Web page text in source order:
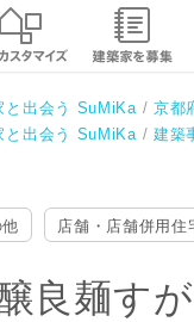
と出会う SuMiKa 京都
と出会う SuMiKa
建築
和醸良麺すがり
一級建築士事務所SOUND
店舗・店舗併用住
良麺すが